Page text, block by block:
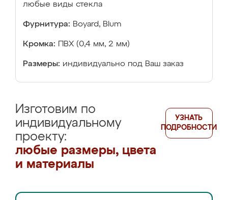
любые виды стекла
Фурнитура: Boyard, Blum
Кромка: ПВХ (0,4 мм, 2 мм)
Размеры: индивидуально под Ваш заказ
Изготовим по
индивидуальному
проекту:
любые размеры, цвета
и материалы
УЗНАТЬ
ПОДРОБНОСТИ